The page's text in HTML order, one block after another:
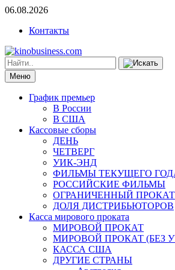
06.08.2026
Контакты
Меню
График премьер
В России
В США
Кассовые сборы
ДЕНЬ
ЧЕТВЕРГ
УИК-ЭНД
ФИЛЬМЫ ТЕКУЩЕГО
РОССИЙСКИЕ ФИЛЬМЫ
ОГРАНИЧЕННЫЙ ПРОКАТ
ДОЛЯ ДИСТРИБЬЮТОРОВ
Касса мирового проката
МИРОВОЙ ПРОКАТ
МИРОВОЙ ПРОКАТ (БЕЗ
КАССА США
ДРУГИЕ СТРАНЫ